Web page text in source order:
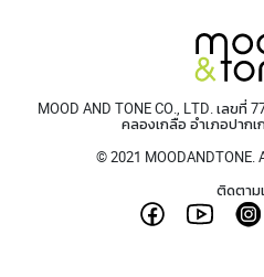
MOOD AND TONE CO., LTD. เลข
คลองเกลือ อำเภอปาก
© 2021 MOODANDTONE.
ติดตาม